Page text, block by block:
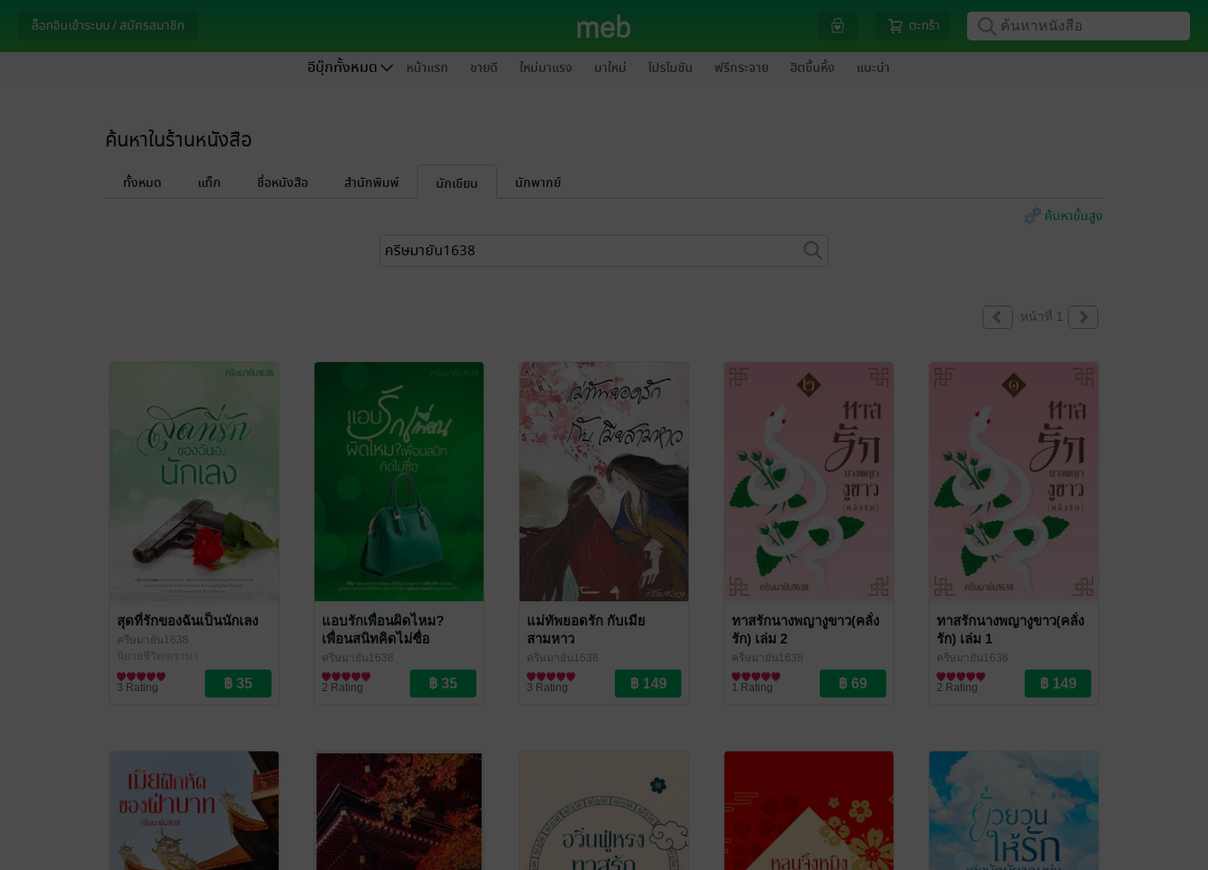
ล็อกอินเข้าระบบ / สมัครสมาชิก ตะกร้า
อีบุ๊กทั้งหมด หน้าแรก ขายดี ใหม่มาแรง มาใหม่ โปรโมชัน ฟรีกระจาย ฮิตขึ้นหิ้ง แนะนำ
ค้นหาในร้านหนังสือ
ทั้งหมด แท็ก ชื่อหนังสือ สำนักพิมพ์ นักเขียน
นักพากย์
ค้นหาขั้นสูง
หน้าที่ 1
สุดที่รักของฉันเป็นนักเลง
ครีษมายัน1638
นิยายชีวิต/ดรามา
3 Rating
แอบรักเพื่อนผิดไหม?
เพื่อนสนิทคิดไม่ซื่อ
ครีษมายัน1638
นิยายรักวัยรุ่น
2 Rating
แม่ทัพยอดรัก กับเมีย
สามหาว
ครีษมายัน1638
นิยายรักจีนโบราณ
3 Rating
ทาสรักนางพญางูขาว(คลั่ง
รัก) เล่ม 2
ครีษมายัน1638
นิยายกำลังภายใน
1 Rating
ทาสรักนางพญางูขาว(คลั่ง
รัก) เล่ม 1
ครีษมายัน1638
นิยายรักจีนโบราณ
2 Rating